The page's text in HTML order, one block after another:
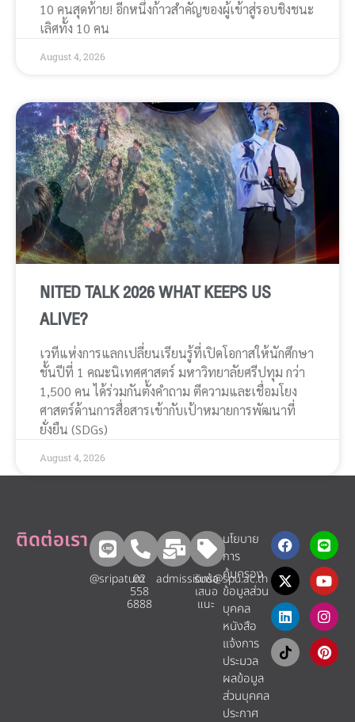
10 คนสุดท้าย! อีกหนึ่งก้าวสำคัญของผู้เข้าสู่รอบชิงชนะ
เลิศทั้ง 10 คน
August 4, 2026
NITED TALK 2026 WHAT KEEPS US
ALIVE?
เวทีแห่งการแลกเปลี่ยนเรียนรู้ที่เปิดโอกาสให้นักศึกษา
ชั้นปีที่ 1 คณะนิเทศศาสตร์ มหาวิทยาลัยศรีปทุม กว่า
1,500 คน ได้ร่วมกันตั้งคำถาม ตีความและเชื่อมโยง
ศาสตร์ด้านการสื่อสารเข้ากับเป้าหมายการพัฒนาที่
ยั่งยืน (SDGs)
August 4, 2026
ติดต่อเรา
@sripatum
02
558
6888
admissions@spu.ac.th
รับข้อ
เสนอ
แนะ​
นโยบาย
การ
คุ้มครอง
ข้อมูลส่วน
บุคคล
หนังสือ
แจ้งการ
ประมวล
ผลข้อมูล
ส่วนบุคคล
ประกาศ